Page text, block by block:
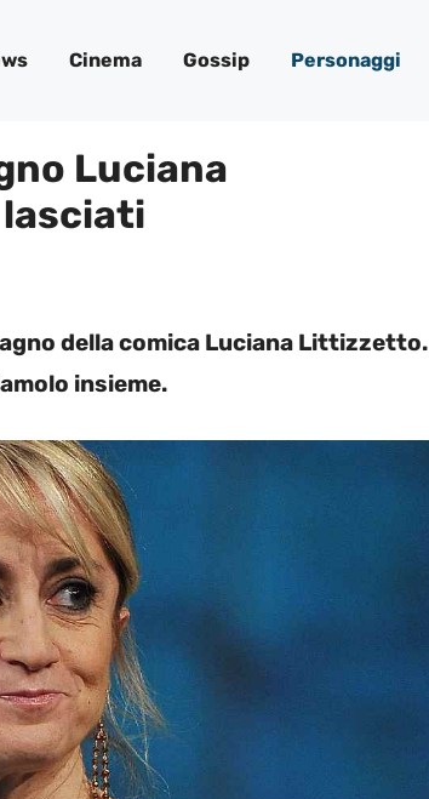
Cinema Gossip Personaggi
Luciana
della comica Luciana Littizzetto.
insieme.